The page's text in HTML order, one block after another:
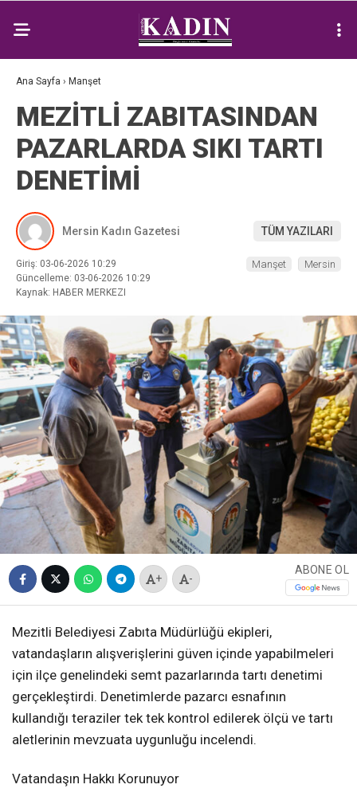
Ana Sayfa › Manşet
MEZİTLİ ZABITASINDAN
PAZARLARDA SIKI TARTI
DENETİMİ
Mersin Kadın Gazetesi TÜM YAZILARI
Giriş: 03-06-2026 10:29
Güncelleme: 03-06-2026 10:29
Kaynak: HABER MERKEZI
Manşet Mersin
+ -
ABONE OL
Mezitli Belediyesi Zabıta Müdürlüğü ekipleri,
vatandaşların alışverişlerini güven içinde yapabilmeleri
için ilçe genelindeki semt pazarlarında tartı denetimi
gerçekleştirdi. Denetimlerde pazarcı esnafının
kullandığı teraziler tek tek kontrol edilerek ölçü ve tartı
aletlerinin mevzuata uygunluğu incelendi.
Vatandaşın Hakkı Korunuyor